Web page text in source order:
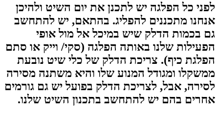
לפני כל הפלגה יש לתכנן את יום השיט ולהיכן
אנחנו מתכננים להפליג. בהתאם, יש להתחשב
גם בכמות הדלק שיש במיכל אל מול אופי
הפעילות שלנו באותה הפלגה (סקי/ וייק או סתם
הפלגת כיף). צריכת הדלק של כלי שיט נובעת
ממשקלו ומגודל המנוע שלו והיא משתנה מסירה
לסירה, אבל, לצריכת הדלק בפועל יש גם גורמים
אחרים בהם יש להתחשב בתכנון השיט שלנו.